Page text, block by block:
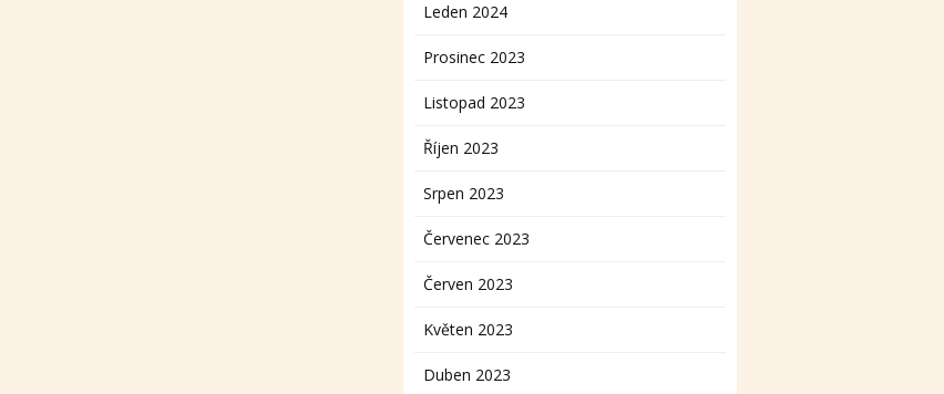
Leden 2024
Prosinec 2023
Listopad 2023
Říjen 2023
Srpen 2023
Červenec 2023
Červen 2023
Květen 2023
Duben 2023